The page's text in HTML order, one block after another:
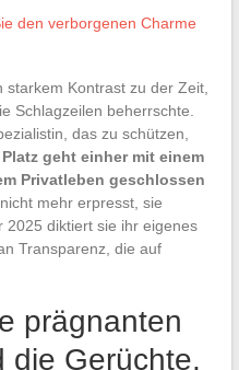
den verborgenen Charme
Kontrast zu der Zeit,
Schlagzeilen beherrschte.
das zu schützen,
geht einher mit einem
Privatleben geschlossen
mehr erpresst, sie
2025 diktiert sie ihr eigenes
Transparenz, die auf
prägnanten
die Gerüchte,